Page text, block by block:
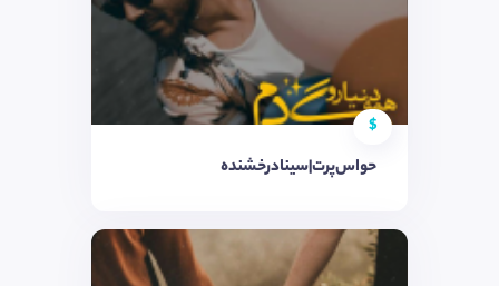
$
حواس‌پرت|سینادرخشنده